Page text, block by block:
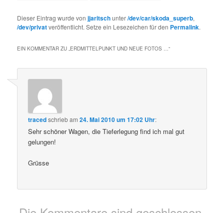
Dieser Eintrag wurde vonjjaritschunter/dev/car/skoda_superb,
/dev/privatveröffentlicht. Setze ein Lesezeichen für den Permalink.
EIN KOMMENTAR ZU „ ERDMITTELPUNKT UND NEUE FOTOS …“
tracedschriebam24. Mai 2010 um 17:02 Uhr:
Sehr schöner Wagen, die Tieferlegung find ich mal gut
gelungen!
Grüsse